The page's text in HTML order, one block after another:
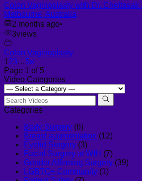
Colon Vaginoplasty with Dr. Chettasak
Melbourne, Australia
2 months ago•
3views
Colon Vaginoplasty
123…5»
Page 1 of 5
Video Categories
Categories
Body Surgery (6)
Breast augmentation (12)
Eyelid Surgery (3)
Facial Surgery at WIH (7)
Gender Affirming Surgery (39)
LGBTQ+ Community (1)